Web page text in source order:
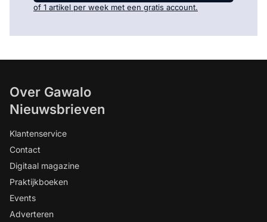
of 1 artikel per week met een gratis account.
Over Gawalo
Nieuwsbrieven
Klantenservice
Contact
Digitaal magazine
Praktijkboeken
Events
Adverteren